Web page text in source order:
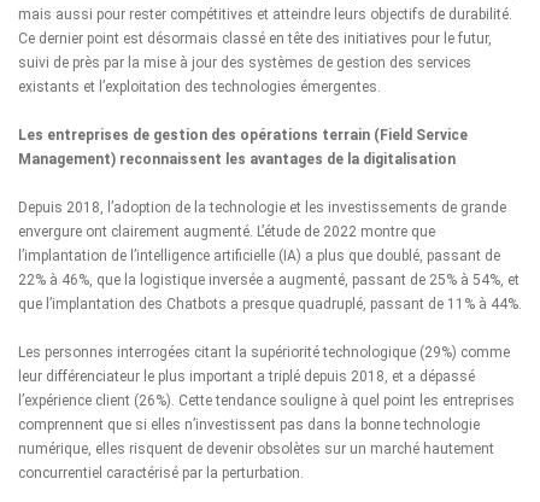
mais aussi pour rester compétitives et atteindre leurs objectifs de durabilité.
Ce dernier point est désormais classé en tête des initiatives pour le futur,
suivi de près par la mise à jour des systèmes de gestion des services
existants et l’exploitation des technologies émergentes.
Les entreprises de gestion des opérations terrain (Field Service
Management) reconnaissent les avantages de la digitalisation
Depuis 2018, l’adoption de la technologie et les investissements de grande
envergure ont clairement augmenté. L’étude de 2022 montre que
l’implantation de l’intelligence artificielle (IA) a plus que doublé, passant de
22% à 46%, que la logistique inversée a augmenté, passant de 25% à 54%, et
que l’implantation des Chatbots a presque quadruplé, passant de 11% à 44%.
Les personnes interrogées citant la supériorité technologique (29%) comme
leur différenciateur le plus important a triplé depuis 2018, et a dépassé
l’expérience client (26%). Cette tendance souligne à quel point les entreprises
comprennent que si elles n’investissent pas dans la bonne technologie
numérique, elles risquent de devenir obsolètes sur un marché hautement
concurrentiel caractérisé par la perturbation.